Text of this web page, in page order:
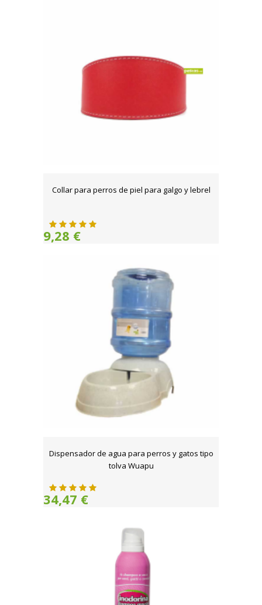
Collar para perros de piel para galgo y lebrel
9,28 €
Dispensador de agua para perros y gatos tipo
tolva Wuapu
34,47 €